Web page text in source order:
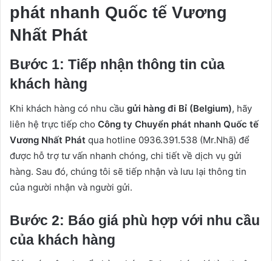
phát nhanh Quốc tế Vương
Nhất Phát
Bước 1: Tiếp nhận thông tin của
khách hàng
Khi khách hàng có nhu cầu gửi hàng đi Bỉ (Belgium), hãy
liên hệ trực tiếp cho Công ty Chuyển phát nhanh Quốc tế
Vương Nhất Phát qua hotline 0936.391.538 (Mr.Nhã) để
được hỗ trợ tư vấn nhanh chóng, chi tiết về dịch vụ gửi
hàng. Sau đó, chúng tôi sẽ tiếp nhận và lưu lại thông tin
của người nhận và người gửi.
Bước 2: Báo giá phù hợp với nhu cầu
của khách hàng